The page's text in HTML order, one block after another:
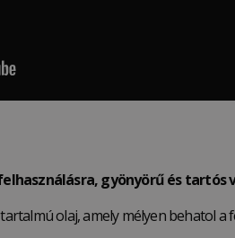
gyönyörű és tartós
olaj, amely mélyen behatol